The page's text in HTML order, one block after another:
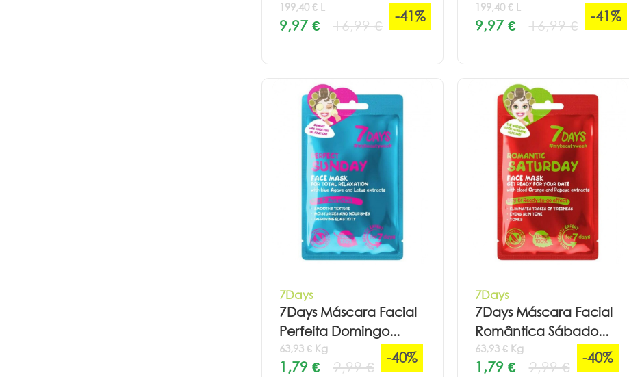
199,40 € L
9,97 € 16,99 €
-41%
199,40 € L
9,97 € 16,99 €
-41%
7Days
7Days Máscara Facial
Perfeita Domingo...
63,93 € Kg
1,79 € 2,99 €
-40%
7Days
7Days Máscara Facial
Romântica Sábado...
63,93 € Kg
1,79 € 2,99 €
-40%